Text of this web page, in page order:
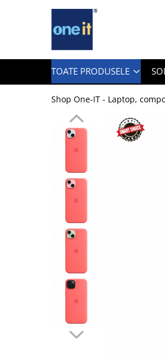
Toate Produsele
Laptop / Notebook
Notebook Consumer
Componente Laptop
Tablete & accesorii
Telefoane & accesorii
Smartphone IPhone
TOATE PRODUSELE
Shop One-IT - Laptop,